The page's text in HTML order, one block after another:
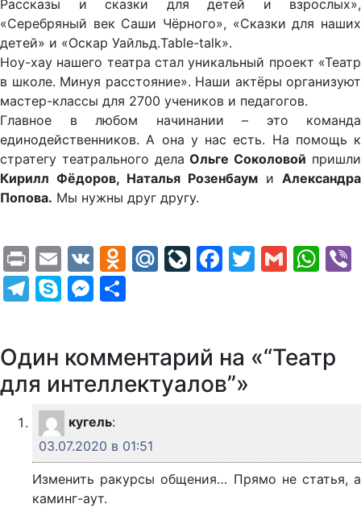
Рассказы и сказки для детей и взрослых»,
«Серебряный век Саши Чёрного», «Сказки для наших
детей» и «Оскар Уайльд.Table-talk».
Ноу-хау нашего театра стал уникальный проект «Театр
в школе. Минуя расстояние». Наши актёры организуют
мастер-классы для 2700 учеников и педагогов.
Главное в любом начинании – это команда
единодейственников. А она у нас есть. На помощь к
стратегу театрального делаОльге Соколовой пришли
Кирилл Фёдоров, Наталья Розенбаум и Александра
Попова. Мы нужны друг другу.
PrintEmail
VK Odnoklassniki
Mail.Ru
LiveJournal
Facebook
Twitter
Gmail
Telegram
SkypeMessenger
Один комментарий на «“Театр
для интеллектуалов”»
кугель:
03.07.2020 в 01:51
Изменить ракурсы общения… Прямо не статья, а
каминг-аут.